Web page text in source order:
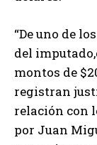
“De uno de
del
montos de
registran
relación con
por Juan